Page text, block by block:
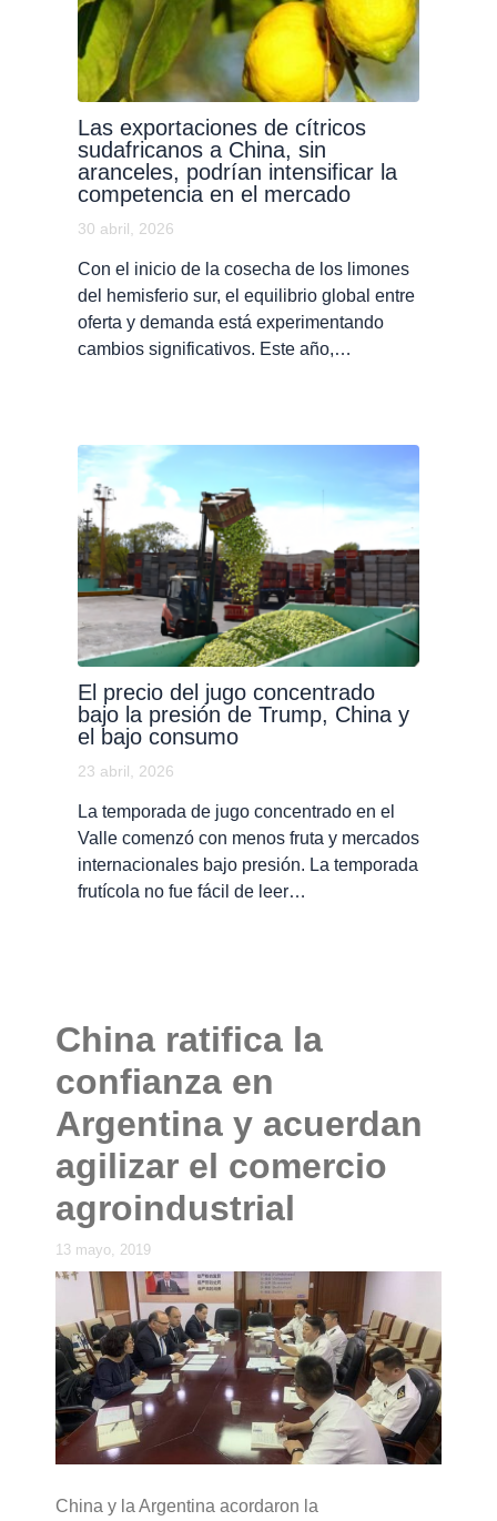
Las exportaciones de cítricos
sudafricanos a China, sin
aranceles, podrían intensificar la
competencia en el mercado
30 abril, 2026
Con el inicio de la cosecha de los limones
del hemisferio sur, el equilibrio global entre
oferta y demanda está experimentando
cambios significativos. Este año,…
El precio del jugo concentrado
bajo la presión de Trump, China y
el bajo consumo
23 abril, 2026
La temporada de jugo concentrado en el
Valle comenzó con menos fruta y mercados
internacionales bajo presión. La temporada
frutícola no fue fácil de leer…
China ratifica la
confianza en
Argentina y acuerdan
agilizar el comercio
agroindustrial
13 mayo, 2019
China y la Argentina acordaron la